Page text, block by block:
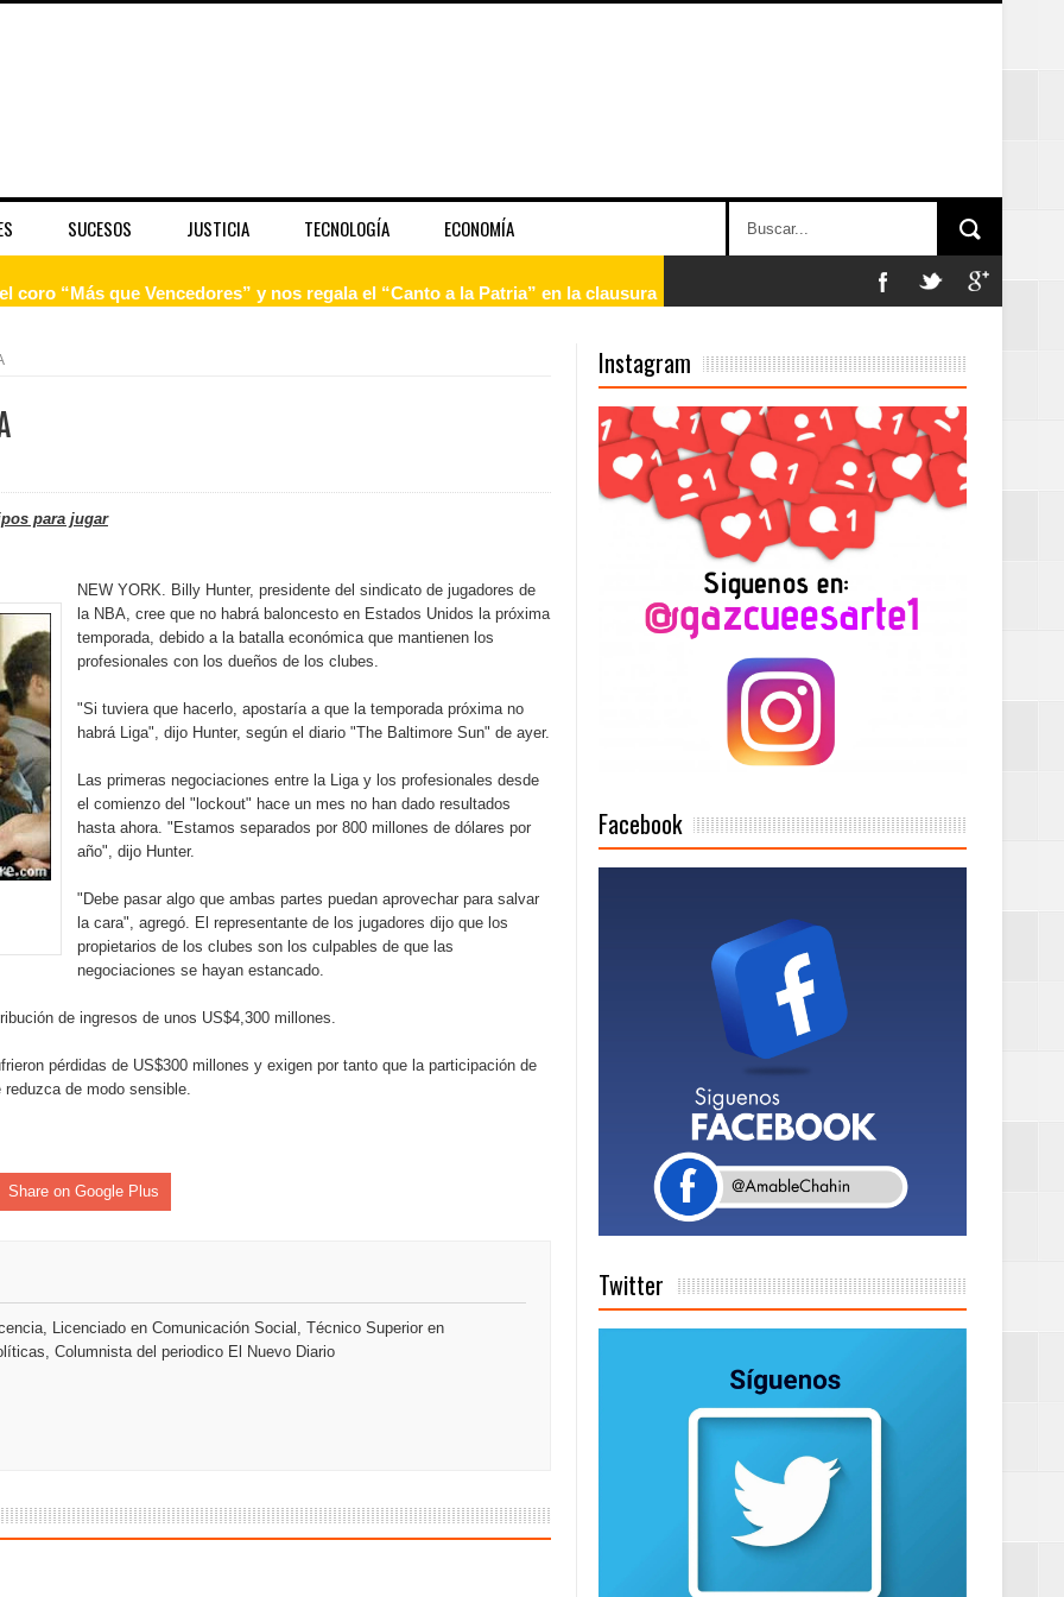
SUCESOS JUSTICIA TECNOLOGÍA ECONOMÍA
coro “Más que Vencedores” y nos regala el “Canto a la Patria” en la clausura
Banreservas lanzan convocatoria para residencias artísticas en París
con una noche de fusiones e invitados de lujo en el Hard Rock Café
impulsada por la franquicia dominicana más taquillera del 2025
como vicepresidenta ejecutiva de Fiduciaria Reservas
de Oficina Regional Este en La Romana
para emprendedoras en la segunda edición del Summit Mujer Pymes
artística con nuevo álbum, renovación de su equipo y conciertos
se unen al regreso de Pavel Núñez y su “Bipolarband” a Hard Rock Café Santo
Banreservas seguirá impulsando la seguridad alimentaria tras salida de RD
Centro de Retención de Vehículos de Pedro Brand
de pólizas con Inteligencia Artificial y reduce el proceso de días a
Molina
para jugar
NEW YORK. Billy Hunter, presidente del sindicato de jugadores de
la NBA, cree que no habrá baloncesto en Estados Unidos la próxima
temporada, debido a la batalla económica que mantienen los
profesionales con los dueños de los clubes.
"Si tuviera que hacerlo, apostaría a que la temporada próxima no
habrá Liga", dijo Hunter, según el diario "The Baltimore Sun" de ayer.
Las primeras negociaciones entre la Liga y los profesionales desde
el comienzo del "lockout" hace un mes no han dado resultados
hasta ahora. "Estamos separados por 800 millones de dólares por
año", dijo Hunter.
"Debe pasar algo que ambas partes puedan aprovechar para salvar
la cara", agregó. El representante de los jugadores dijo que los
propietarios de los clubes son los culpables de que las
negociaciones se hayan estancado.
de ingresos de unos US$4,300 millones.
pérdidas de US$300 millones y exigen por tanto que la participación de
de modo sensible.
Share on Google Plus
Licenciado en Comunicación Social, Técnico Superior en
Columnista del periodico El Nuevo Diario
Instagram
Facebook
Twitter